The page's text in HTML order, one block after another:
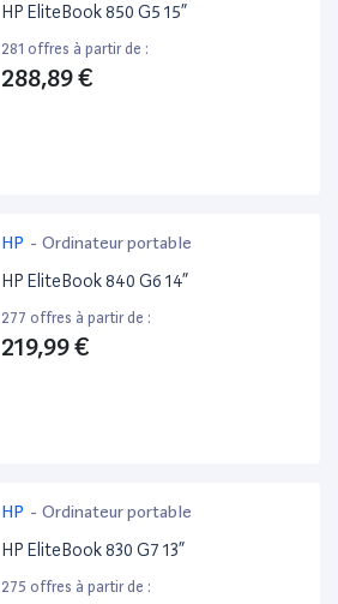
HP EliteBook 850 G5 15”
281 offres à partir de :
288,89 €
HP - Ordinateur portable
HP EliteBook 840 G6 14”
277 offres à partir de :
219,99 €
HP - Ordinateur portable
HP EliteBook 830 G7 13”
275 offres à partir de :